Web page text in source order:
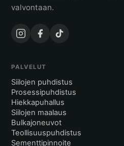
valvontaan.
PALVELUT
Siilojen puhdistus
Prosessipuhdistus
Hiekkapuhallus
Siilojen maalaus
Bulkajoneuvot
Teollisuuspuhdistus
Sementtipinnoite